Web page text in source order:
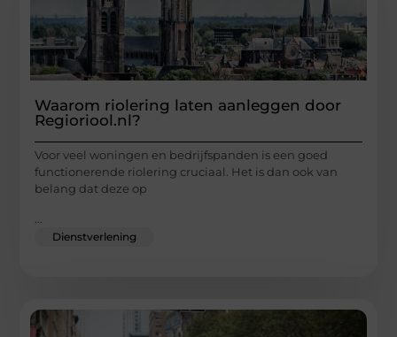
Waarom riolering laten aanleggen door
Regioriool.nl?
Voor veel woningen en bedrijfspanden is een goed
functionerende riolering cruciaal. Het is dan ook van
belang dat deze op
Dienstverlening